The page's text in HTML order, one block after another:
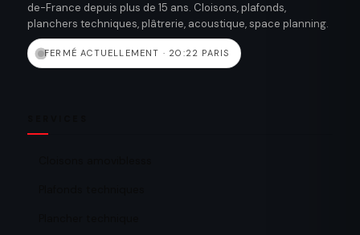
de-France depuis plus de 15 ans. Cloisons, plafonds,
planchers techniques, plâtrerie, acoustique, space planning.
FERMÉ ACTUELLEMENT · 20:22 PARIS